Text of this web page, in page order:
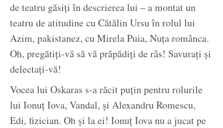
de teatru găsiți în descrierea lui – a montat un
teatru de atitudine cu Cătălin Ursu în rolul lui
Azim, pakistanez, cu Mirela Puia, Nuța românca.
Oh, pregătiți-vă să vă prăpădiți de râs! Savurați și
delectați-vă!
Vocea lui Oskaras s-a răcit puțin pentru rolurile
lui Ionuț Iova, Vandal, și Alexandru Romescu,
Edi, fizician. Oh și la ei! Ionuț Iova nu a jucat pe